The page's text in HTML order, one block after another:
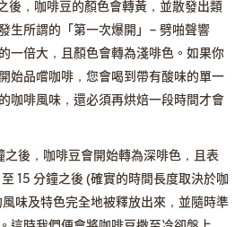
後，咖啡豆的顏色會轉黃，並散發出類
生所謂的「第一次爆開」– 劈啪聲響
一倍大，且顏色會轉為淺啡色。如果你
始品嚐咖啡，您會喝到帶有酸味的單一
咖啡風味，還必須再烘焙一段時間才會
之後，咖啡豆會開始轉為深啡色，且表
15 分鐘之後 (確實的時間長度取決於咖
味及特色完全地被釋放出來，並隨時準